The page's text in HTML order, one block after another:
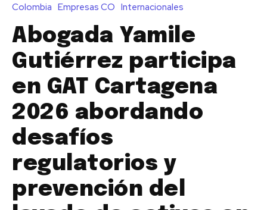
Colombia Empresas CO Internacionales
Abogada Yamile
Gutiérrez participa
en GAT Cartagena
2026 abordando
desafíos
regulatorios y
prevención del